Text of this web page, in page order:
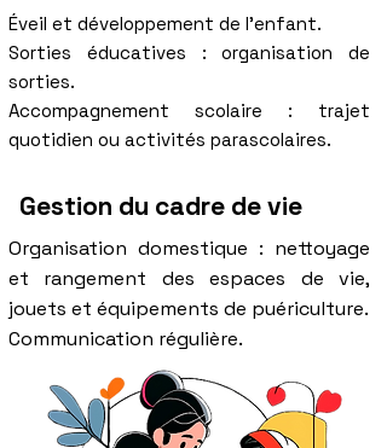
Éveil et développement de l'enfant.
Sorties éducatives : organisation de
sorties.
Accompagnement scolaire : trajet
quotidien ou activités parascolaires.
Gestion du cadre de vie
Organisation domestique : nettoyage
et rangement des espaces de vie,
jouets et équipements de puériculture.
Communication régulière.